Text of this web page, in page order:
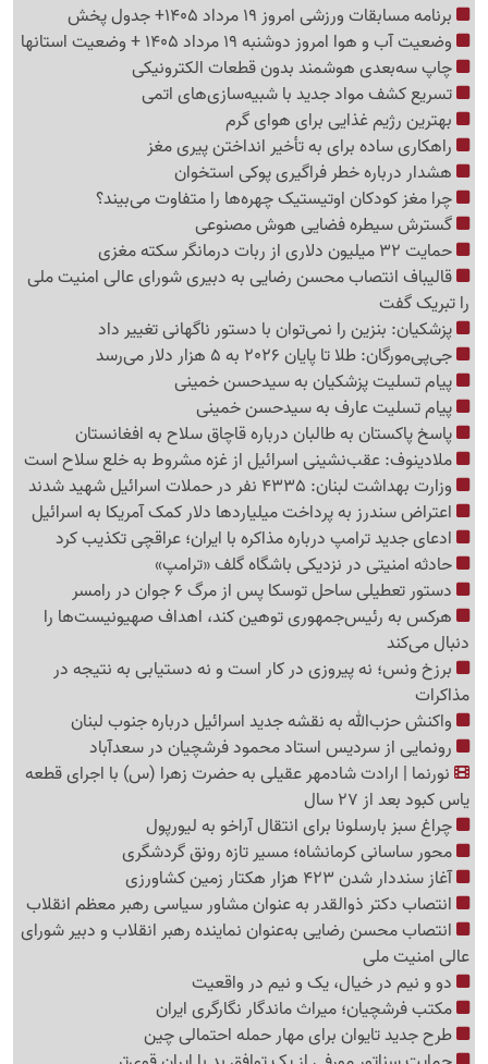
برنامه مسابقات ورزشی امروز 19 مرداد 1405+ جدول پخش
وضعیت آب و هوا امروز دوشنبه 19 مرداد 1405 + وضعیت استانها
چاپ سه‌بعدی هوشمند بدون قطعات الکترونیکی
تسریع کشف مواد جدید با شبیه‌سازی‌های اتمی
بهترین رژیم غذایی برای هوای گرم
راهکاری ساده برای به تأخیر انداختن پیری مغز
هشدار درباره خطر فراگیری پوکی استخوان
چرا مغز کودکان اوتیستیک چهره‌ها را متفاوت می‌بیند؟
گسترش سیطره فضایی هوش مصنوعی
حمایت 32 میلیون دلاری از ربات درمانگر سکته مغزی
قالیباف انتصاب محسن رضایی به دبیری شورای عالی امنیت ملی
را تبریک گفت
پزشکیان: بنزین را نمی‌توان با دستور ناگهانی تغییر داد
جی‌پی‌مورگان: طلا تا پایان 2026 به 5 هزار دلار می‌رسد
پیام تسلیت پزشکیان به سیدحسن خمینی
پیام تسلیت عارف به سیدحسن خمینی
پاسخ پاکستان به طالبان درباره قاچاق سلاح به افغانستان
ملادینوف: عقب‌نشینی اسرائیل از غزه مشروط به خلع سلاح است
وزارت بهداشت لبنان: 4335 نفر در حملات اسرائیل شهید شدند
اعتراض سندرز به پرداخت میلیاردها دلار کمک آمریکا به اسرائیل
ادعای جدید ترامپ درباره مذاکره با ایران؛ عراقچی تکذیب کرد
حادثه امنیتی در نزدیکی باشگاه گلف «ترامپ»
دستور تعطیلی ساحل توسکا پس از مرگ 6 جوان در رامسر
هرکس به رئیس‌جمهوری توهین کند، اهداف صهیونیست‌ها را
دنبال می‌کند
برزخ ونس؛ نه پیروزی در کار است و نه دستیابی به نتیجه در
مذاکرات
واکنش حزب‌الله به نقشه جدید اسرائیل درباره جنوب لبنان
رونمایی از سردیس استاد محمود فرشچیان در سعدآباد
نورنما | ارادت شادمهر عقیلی به حضرت زهرا (س) با اجرای قطعه
یاس کبود بعد از 27 سال
چراغ سبز بارسلونا برای انتقال آراخو به لیورپول
محور ساسانی کرمانشاه؛ مسیر تازه رونق گردشگری
آغاز سنددار شدن 423 هزار هکتار زمین کشاورزی
انتصاب دکتر ذوالقدر به عنوان مشاور سیاسی رهبر معظم انقلاب
انتصاب محسن رضایی به‌عنوان نماینده رهبر انقلاب و دبیر شورای
عالی امنیت ملی
دو و نیم در خیال، ‌یک و نیم در واقعیت
مکتب فرشچیان؛ میراث ماندگار نگارگری ایران
طرح جدید تایوان برای مهار حمله احتمالی چین